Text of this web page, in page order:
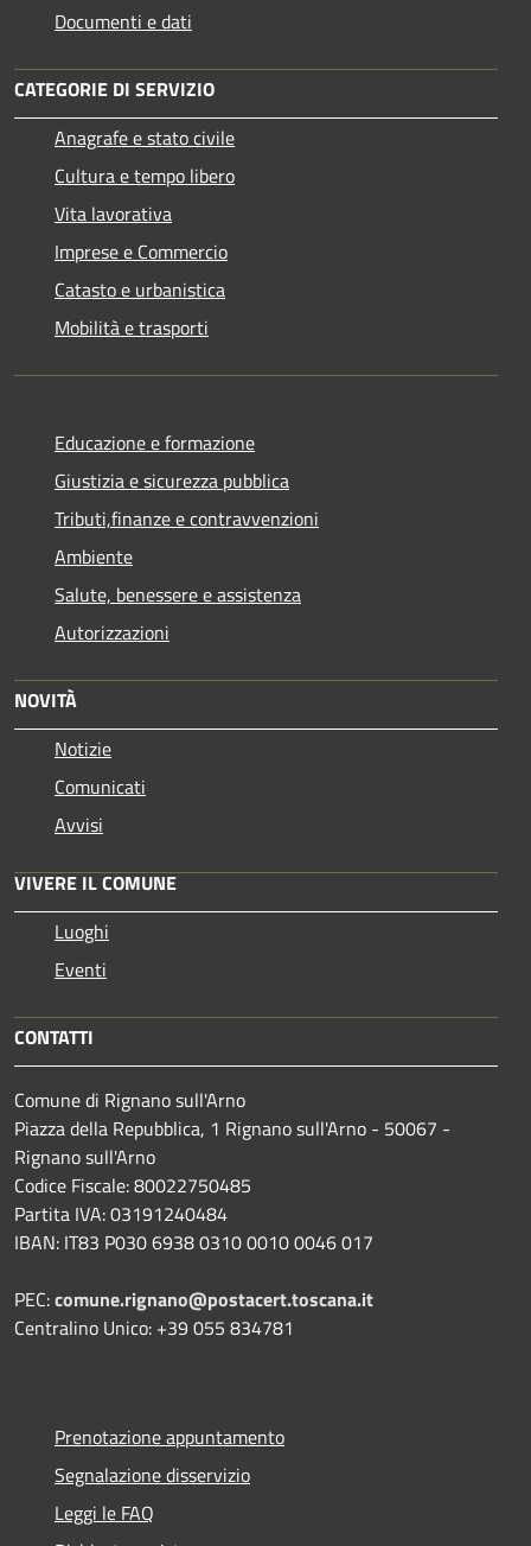
Documenti e dati
CATEGORIE DI SERVIZIO
Anagrafe e stato civile
Cultura e tempo libero
Vita lavorativa
Imprese e Commercio
Catasto e urbanistica
Mobilità e trasporti
Educazione e formazione
Giustizia e sicurezza pubblica
Tributi,finanze e contravvenzioni
Ambiente
Salute, benessere e assistenza
Autorizzazioni
NOVITÀ
Notizie
Comunicati
Avvisi
VIVERE IL COMUNE
Luoghi
Eventi
CONTATTI
Comune di Rignano sull'Arno
Piazza della Repubblica, 1 Rignano sull'Arno - 50067 -
Rignano sull'Arno
Codice Fiscale: 80022750485
Partita IVA: 03191240484
IBAN: IT83 P030 6938 0310 0010 0046 017
PEC:comune.rignano@postacert.toscana.it
Centralino Unico: +39 055 834781
Prenotazione appuntamento
Segnalazione disservizio
Leggi le FAQ